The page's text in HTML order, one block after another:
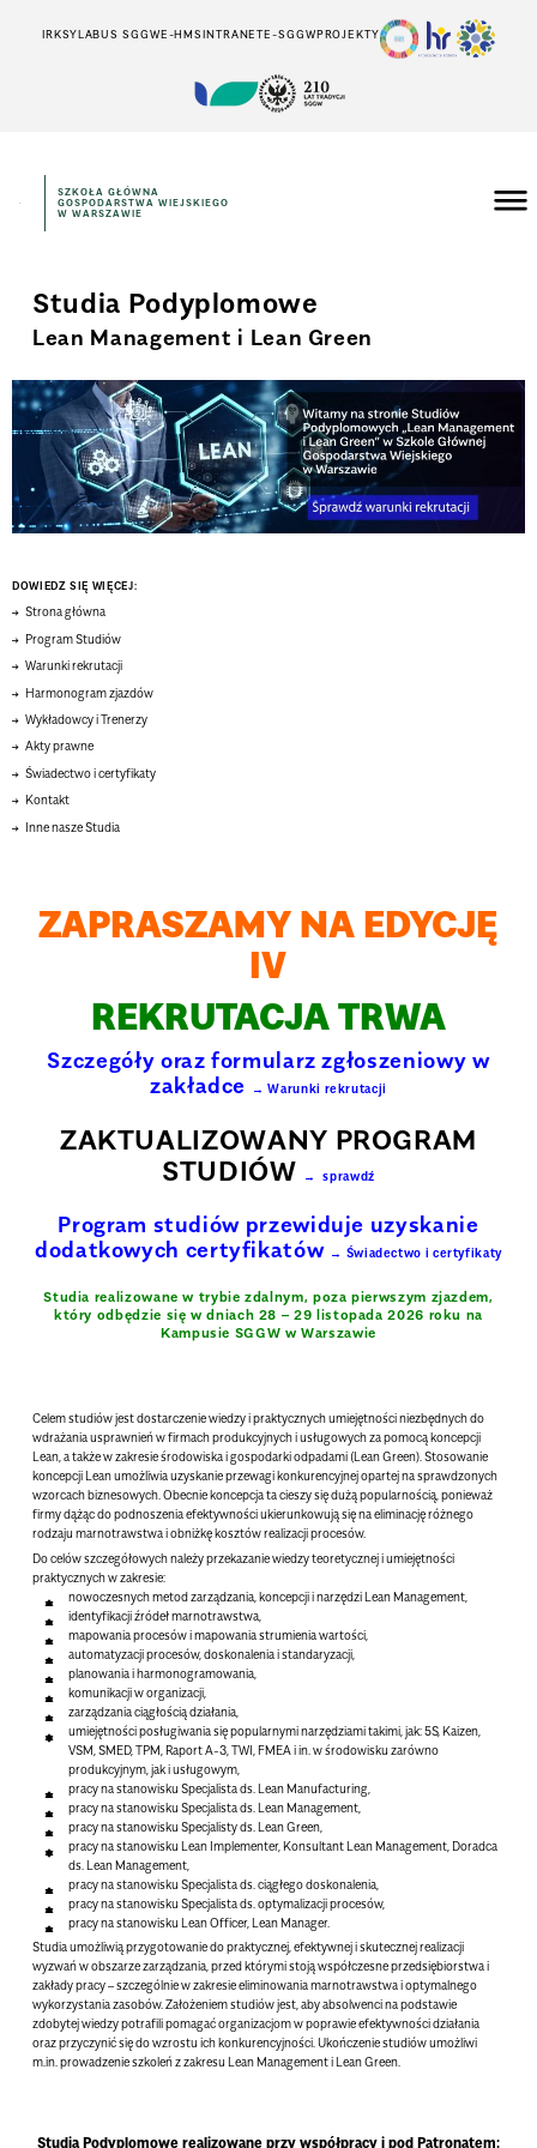
IRKSYLABUS SGGWE-HMSINTRANETE-SGGWPROJEKTY
SZKOŁA GŁÓWNA
GOSPODARSTWA WIEJSKIEGO
W WARSZAWIE
Studia Podyplomowe
Lean Management i Lean Green
DOWIEDZ SIĘ WIĘCEJ:
Strona główna
Program Studiów
Warunki rekrutacji
Harmonogram zjazdów
Wykładowcy i Trenerzy
Akty prawne
Świadectwo i certyfikaty
Kontakt
Inne nasze Studia
ZAPRASZAMY NA EDYCJĘ
IV
REKRUTACJA TRWA
Szczegóły oraz formularz zgłoszeniowy w
zakładce
Warunki rekrutacji
ZAKTUALIZOWANY PROGRAM
STUDIÓW
sprawdź
Program studiów przewiduje uzyskanie
dodatkowych certyfikatów
Świadectwo i certyfikaty
Studia realizowane w trybie zdalnym, poza pierwszym zjazdem,
który odbędzie się w dniach 28 – 29 listopada 2026 roku na
Kampusie SGGW w Warszawie
Celem studiów jest dostarczenie wiedzy i praktycznych umiejętności niezbędnych do
wdrażania usprawnień w firmach produkcyjnych i usługowych za pomocą koncepcji
Lean, a także w zakresie środowiska i gospodarki odpadami (Lean Green). Stosowanie
koncepcji Lean umożliwia uzyskanie przewagi konkurencyjnej opartej na sprawdzonych
wzorcach biznesowych. Obecnie koncepcja ta cieszy się dużą popularnością, ponieważ
firmy dążąc do podnoszenia efektywności ukierunkowują się na eliminację różnego
rodzaju marnotrawstwa i obniżkę kosztów realizacji procesów.
Do celów szczegółowych należy przekazanie wiedzy teoretycznej i umiejętności
praktycznych w zakresie:
nowoczesnych metod zarządzania, koncepcji i narzędzi Lean Management,
identyfikacji źródeł marnotrawstwa,
mapowania procesów i mapowania strumienia wartości,
automatyzacji procesów, doskonalenia i standaryzacji,
planowania i harmonogramowania,
komunikacji w organizacji,
zarządzania ciągłością działania,
umiejętności posługiwania się popularnymi narzędziami takimi, jak: 5S, Kaizen,
VSM, SMED, TPM, Raport A-3, TWI, FMEA i in. w środowisku zarówno
produkcyjnym, jak i usługowym,
pracy na stanowisku Specjalista ds. Lean Manufacturing,
pracy na stanowisku Specjalista ds. Lean Management,
pracy na stanowisku Specjalisty ds. Lean Green,
pracy na stanowisku Lean Implementer, Konsultant Lean Management, Doradca
ds. Lean Management,
pracy na stanowisku Specjalista ds. ciągłego doskonalenia,
pracy na stanowisku Specjalista ds. optymalizacji procesów,
pracy na stanowisku Lean Officer, Lean Manager.
Studia umożliwią przygotowanie do praktycznej, efektywnej i skutecznej realizacji
wyzwań w obszarze zarządzania, przed którymi stoją współczesne przedsiębiorstwa i
zakłady pracy – szczególnie w zakresie eliminowania marnotrawstwa i optymalnego
wykorzystania zasobów. Założeniem studiów jest, aby absolwenci na podstawie
zdobytej wiedzy potrafili pomagać organizacjom w poprawie efektywności działania
oraz przyczynić się do wzrostu ich konkurencyjności. Ukończenie studiów umożliwi
m.in. prowadzenie szkoleń z zakresu Lean Management i Lean Green.
Studia Podyplomowe realizowane przy współpracy i pod Patronatem: